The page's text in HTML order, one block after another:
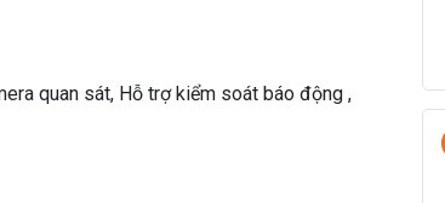
quan sát, Hỗ trợ kiểm soát báo động ,